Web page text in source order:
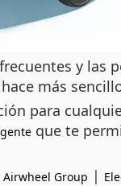
y las
más
para
que te
Airwheel Group |